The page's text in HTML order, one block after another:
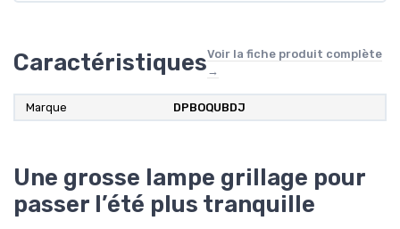
CaractéristiquesVoir la fiche produit complète
→
Marque DPBOQUBDJ
Une grosse lampe grillage pour
passer l’été plus tranquille